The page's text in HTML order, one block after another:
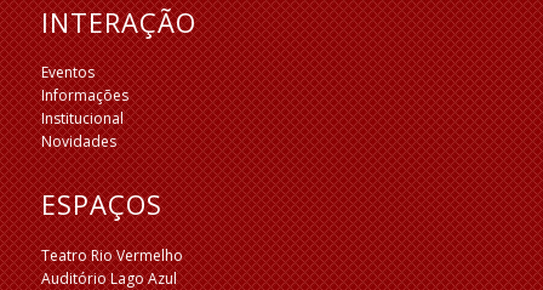
INTERAÇÃO
Eventos
Informações
Institucional
Novidades
ESPAÇOS
Teatro Rio Vermelho
Auditório Lago Azul